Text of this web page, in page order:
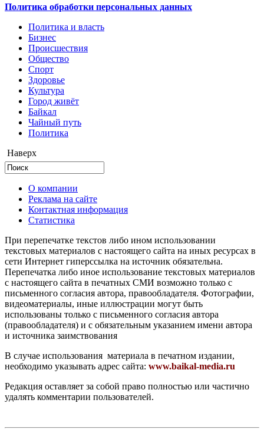
Политика обработки персональных данных
Политика и власть
Бизнес
Происшествия
Общество
Cпорт
Здоровье
Культура
Город живёт
Байкал
Чайный путь
Политика
Наверх
О компании
Реклама на сайте
Контактная информация
Статистика
При перепечатке текстов либо ином использовании
текстовых материалов с настоящего сайта на иных ресурсах в
сети Интернет гиперссылка на источник обязательна.
Перепечатка либо иное использование текстовых материалов
с настоящего сайта в печатных СМИ возможно только с
письменного согласия автора, правообладателя. Фотографии,
видеоматериалы, иные иллюстрации могут быть
использованы только с письменного согласия автора
(правообладателя) и с обязательным указанием имени автора
и источника заимствования
В случае использования материала в печатном издании,
необходимо указывать адрес сайта: www.baikal-media.ru
Редакция оставляет за собой право полностью или частично
удалять комментарии пользователей.